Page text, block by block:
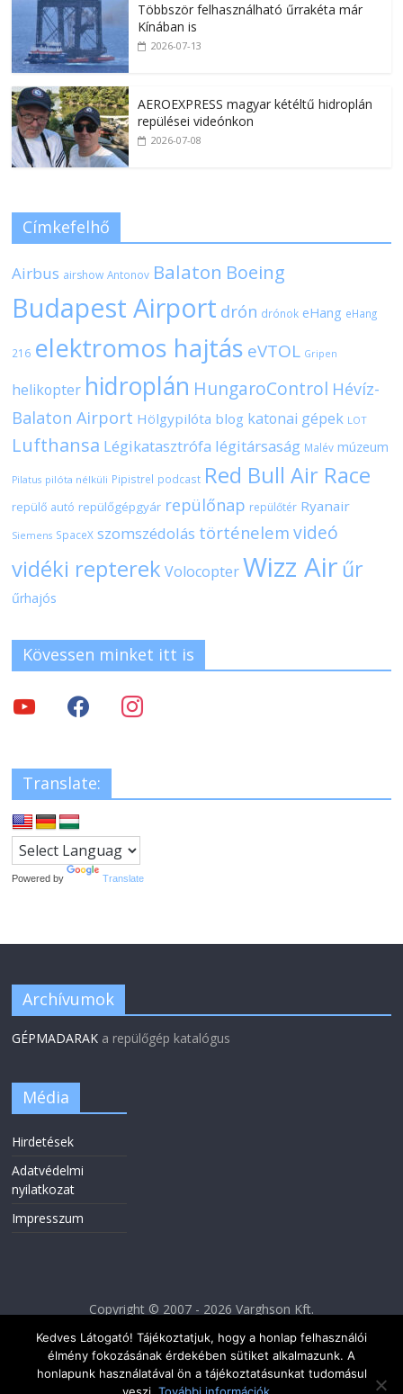
Többször felhasználható űrrakéta már
Kínában is
2026-07-13
AEROEXPRESS magyar kétéltű hidroplán
repülései videónkon
2026-07-08
Címkefelhő
Airbus airshow Antonov Balaton Boeing
Budapest Airport drón drónok eHang eHang
216 elektromos hajtás eVTOL Gripen
helikopter hidroplán HungaroControl Hévíz-
Balaton Airport Hölgypilóta blog katonai gépek LOT
Lufthansa Légikatasztrófa légitársaság Malév múzeum
Pilatus pilóta nélküli Pipistrel podcast Red Bull Air Race
repülő autó repülőgépgyár repülőnap repülőtér Ryanair
Siemens SpaceX szomszédolás történelem videó
vidéki repterek Volocopter Wizz Air űr
űrhajós
Kövessen minket itt is
Translate:
Powered by Translate
Archívumok
GÉPMADARAK a repülőgép katalógus
Média
Hirdetések
Adatvédelmi
nyilatkozat
Impresszum
Copyright © 2007 - 2026 Varghson Kft.
Kedves Látogató! Tájékoztatjuk, hogy a honlap felhasználói
élmény fokozásának érdekében sütiket alkalmazunk. A
honlapunk használatával ön a tájékoztatásunkat tudomásul